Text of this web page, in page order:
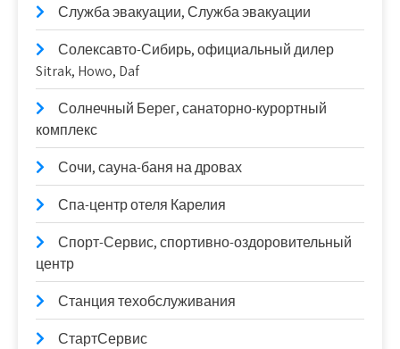
Служба эвакуации, Служба эвакуации
Солексавто-Сибирь, официальный дилер
Sitrak, Howo, Daf
Солнечный Берег, санаторно-курортный
комплекс
Сочи, сауна-баня на дровах
Спа-центр отеля Карелия
Спорт-Сервис, спортивно-оздоровительный
центр
Станция техобслуживания
СтартСервис